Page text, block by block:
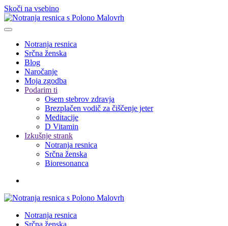
Skoči na vsebino
Notranja resnica
Srčna ženska
Blog
Naročanje
Moja zgodba
Podarim ti
Osem stebrov zdravja
Brezplačen vodič za čiščenje jeter
Meditacije
D Vitamin
Izkušnje strank
Notranja resnica
Srčna ženska
Bioresonanca
Notranja resnica
Srčna ženska